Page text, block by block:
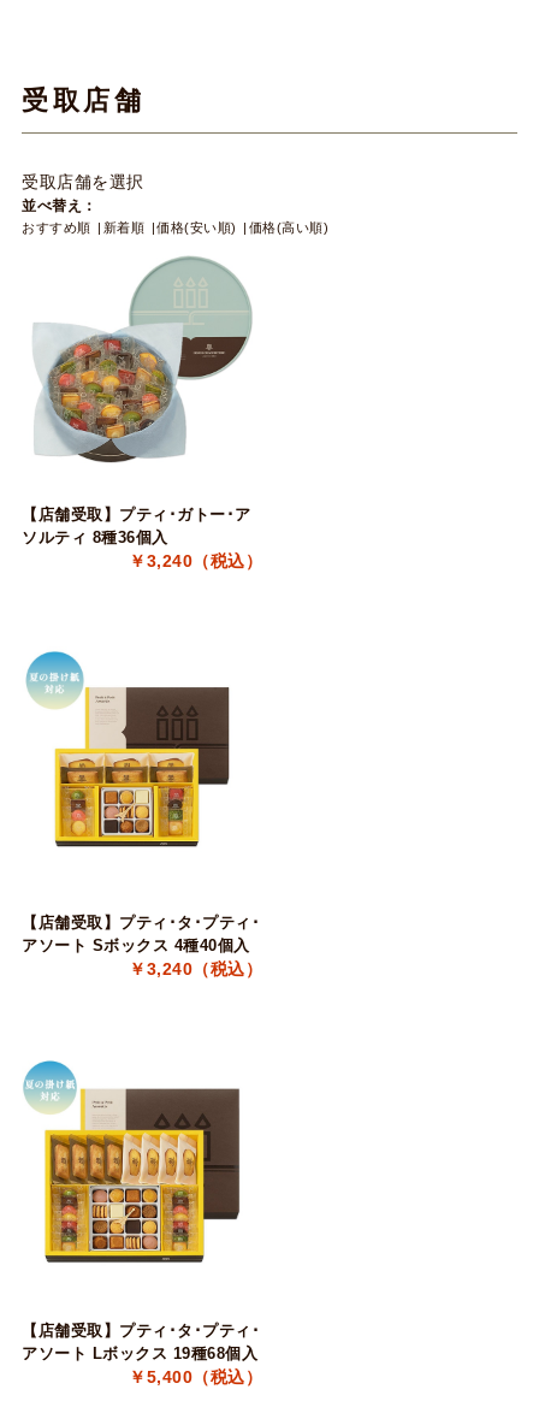
受取店舗
受取店舗を選択
並べ替え：
おすすめ順 新着順 価格(安い順) 価格(高い順)
【店舗受取】プティ･ガトー･ア
ソルティ 8種36個入
￥3,240（税込）
【店舗受取】プティ･タ･プティ･
アソート Sボックス 4種40個入
￥3,240（税込）
【店舗受取】プティ･タ･プティ･
アソート Lボックス 19種68個入
￥5,400（税込）